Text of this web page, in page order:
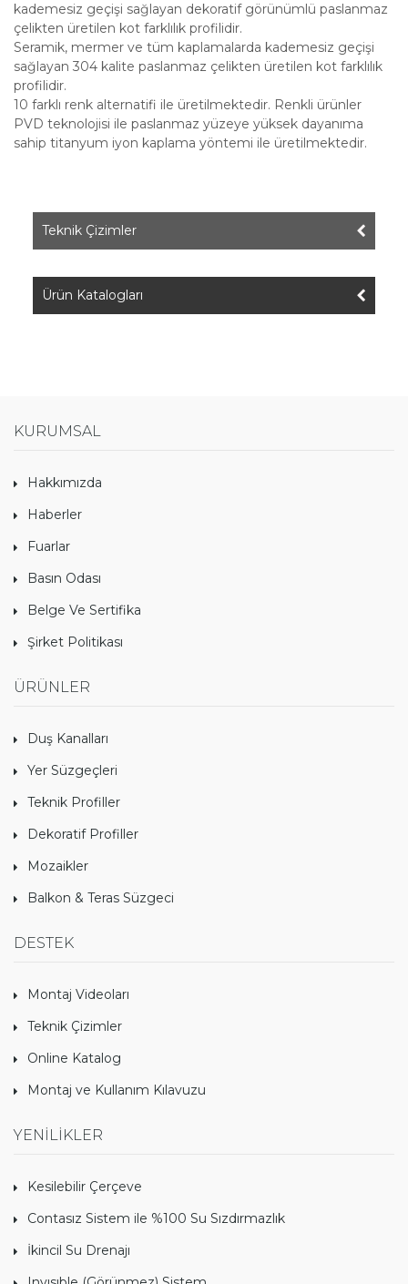
kademesiz geçişi sağlayan dekoratif görünümlü paslanmaz
çelikten üretilen kot farklılık profilidir.
Seramik, mermer ve tüm kaplamalarda kademesiz geçişi
sağlayan 304 kalite paslanmaz çelikten üretilen kot farklılık
profilidir.
10 farklı renk alternatifi ile üretilmektedir. Renkli ürünler
PVD teknolojisi ile paslanmaz yüzeye yüksek dayanıma
sahip titanyum iyon kaplama yöntemi ile üretilmektedir.
Teknik Çizimler
Ürün Katalogları
KURUMSAL
Hakkımızda
Haberler
Fuarlar
Basın Odası
Belge Ve Sertifika
Şirket Politikası
ÜRÜNLER
Duş Kanalları
Yer Süzgeçleri
Teknik Profiller
Dekoratif Profiller
Mozaikler
Balkon & Teras Süzgeci
DESTEK
Montaj Videoları
Teknik Çizimler
Online Katalog
Montaj ve Kullanım Kılavuzu
YENİLİKLER
Kesilebilir Çerçeve
Contasız Sistem ile %100 Su Sızdırmazlık
İkincil Su Drenajı